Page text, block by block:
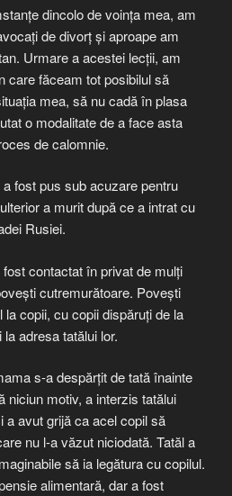
dincolo de voința mea, am
de divorț și aproape am
Urmare a acestei lecții, am
care făceam tot posibilul să
mea, să nu cadă în plasa
o modalitate de a face asta
de calomnie.
fost pus sub acuzare pentru
a murit după ce a intrat cu
Rusiei.
contactat în privat de mulți
cutremurătoare. Povești
copii, cu copii dispăruți de la
adresa tatălui lor.
s-a despărțit de tată înainte
niciun motiv, a interzis tatălui
a avut grijă ca acel copil să
nu l-a văzut niciodată. Tatăl a
să ia legătura cu copilul.
alimentară, dar a fost